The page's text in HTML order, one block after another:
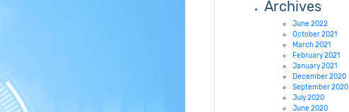
Archives
June 2022
October 2021
March 2021
February 2021
January 2021
December 2020
September 2020
July 2020
June 2020